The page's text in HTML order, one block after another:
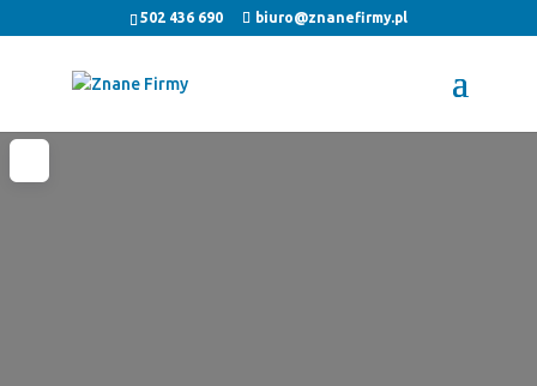
502 436 690 biuro@znanefirmy.pl